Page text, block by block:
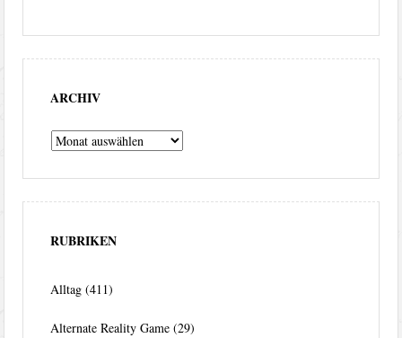
ARCHIV
Archiv
RUBRIKEN
Alltag (411)
Alternate Reality Game (29)